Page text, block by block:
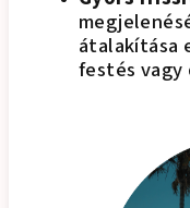
átalakítása
festés vagy